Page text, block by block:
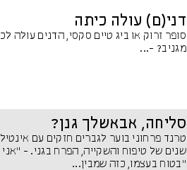
דני(ם) עולה כיתה
סופר זרוק או ביג טיים סקסי, הדנים עולה
מגניב? -...
סליחה, אבאשלך גנן?
טרנד פרחוני בוער לגברים חזקים עם
שנים של טיפוח והשקייה, הפרח בגני. -
"בטוח בעצמו, כזה שמבין...